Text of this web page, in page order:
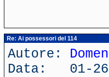
Re: Ai possessori del 114
Autore:
Data: 01-